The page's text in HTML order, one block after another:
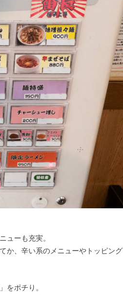
ューも充実。
か、辛い系のメニューやトッピング
をポチり。